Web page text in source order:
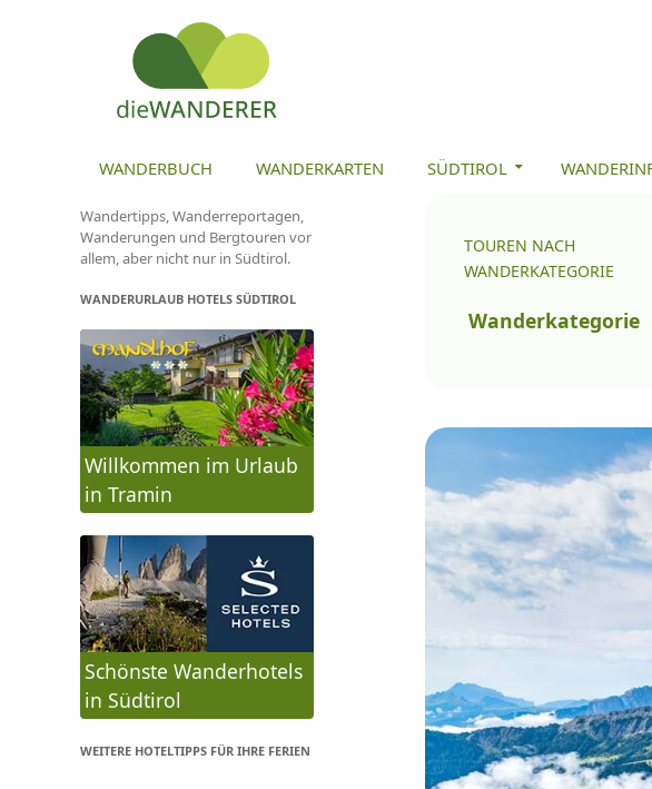
WANDERBUCH WANDERKARTEN SÜDTIROL
TOUREN NACH
WANDERKATEGORIE
Touren
Wandertipps, Wanderreportagen,
Wanderungen und Bergtouren vor
allem, aber nicht nur in Südtirol.
WANDERURLAUB HOTELS SÜDTIROL
Willkommen im Urlaub
in Tramin
Schönste Wanderhotels
in Südtirol
WEITERE HOTELTIPPS FÜR IHRE FERIEN